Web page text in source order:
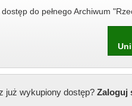
do pełnego Archiwum
już wykupiony dostęp?Zaloguj